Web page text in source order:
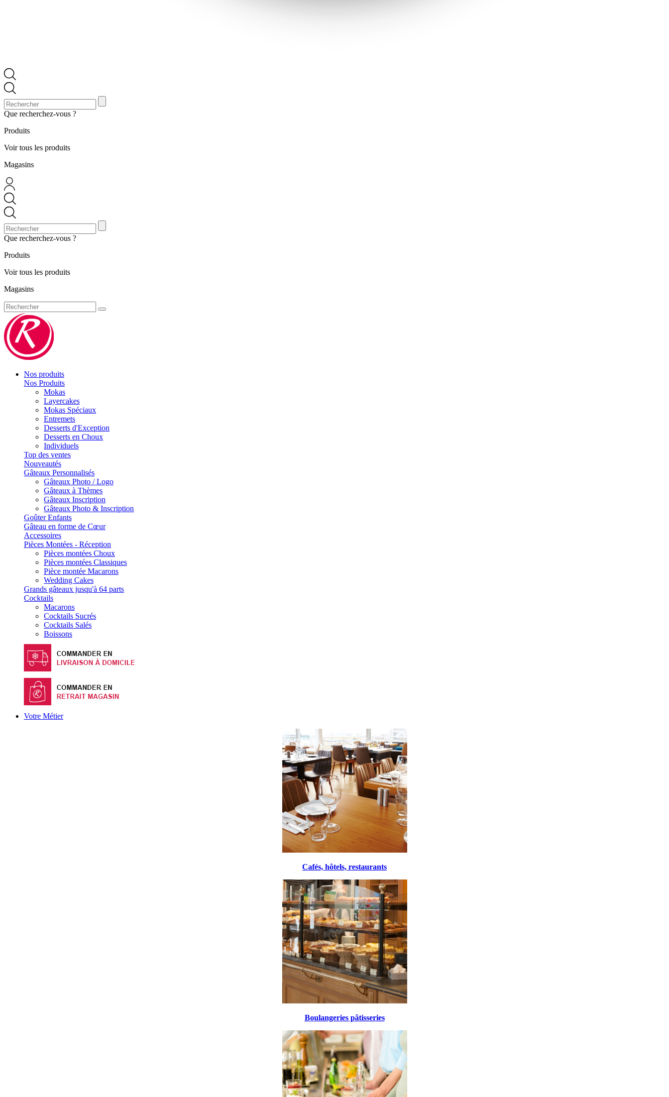
Que recherchez-vous ?
Produits
Voir tous les produits
Magasins
Que recherchez-vous ?
Produits
Voir tous les produits
Magasins
Nos produits
Nos Produits
Mokas
Layercakes
Mokas Spéciaux
Entremets
Desserts d'Exception
Desserts en Choux
Individuels
Top des ventes
Nouveautés
Gâteaux Personnalisés
Gâteaux Photo / Logo
Gâteaux à Thèmes
Gâteaux Inscription
Gâteaux Photo & Inscription
Goûter Enfants
Gâteau en forme de Cœur
Accessoires
Pièces Montées - Réception
Pièces montées Choux
Pièces montées Classiques
Pièce montée Macarons
Wedding Cakes
Grands gâteaux jusqu'à 64 parts
Cocktails
Macarons
Cocktails Sucrés
Cocktails Salés
Boissons
Votre Métier
Cafés, hôtels, restaurants
Boulangeries pâtisseries